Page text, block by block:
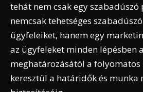
tehát nem csak egy
nemcsak tehetséges
ügyfeleiket, hanem egy
az ügyfeleket minden lépésben
meghatározásától a
keresztül a határidők és munka